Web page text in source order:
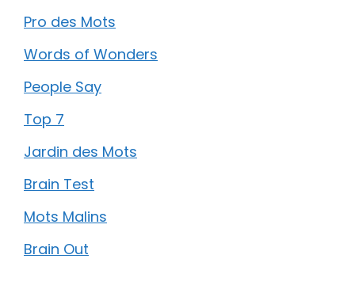
Pro des Mots
Words of Wonders
People Say
Top 7
Jardin des Mots
Brain Test
Mots Malins
Brain Out